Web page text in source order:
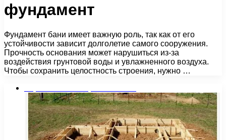
фундамент
Фундамент бани имеет важную роль, так как от его
устойчивости зависит долголетие самого сооружения.
Прочность основания может нарушиться из-за
воздействия грунтовой воды и увлажненного воздуха.
Чтобы сохранить целостность строения, нужно …